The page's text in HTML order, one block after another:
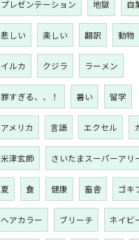
プレゼンテーション 地獄 自
悲しい 楽しい 翻訳 動物
イルカ クジラ ラーメン
罪すぎる、、！ 暑い 留学
アメリカ 言語 エクセル
米津玄師 さいたまスーパーアリ
夏 食 健康 畜舎 ゴキ
ヘアカラー ブリーチ ネイビ